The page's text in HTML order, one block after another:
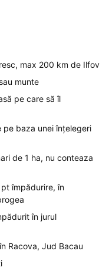
max 200 km de Ilfov
munte
pe care să îl
baza unei înțelegeri
de 1 ha, nu conteaza
împădurire, în
în jurul
Racova, Jud Bacau